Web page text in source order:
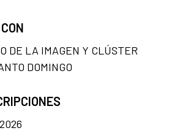
DE LA IMAGEN Y CLÚSTER
DOMINGO